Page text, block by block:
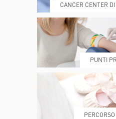
DOVE SIAMO
PRENOTA
CANCER CENTER
PUNTI